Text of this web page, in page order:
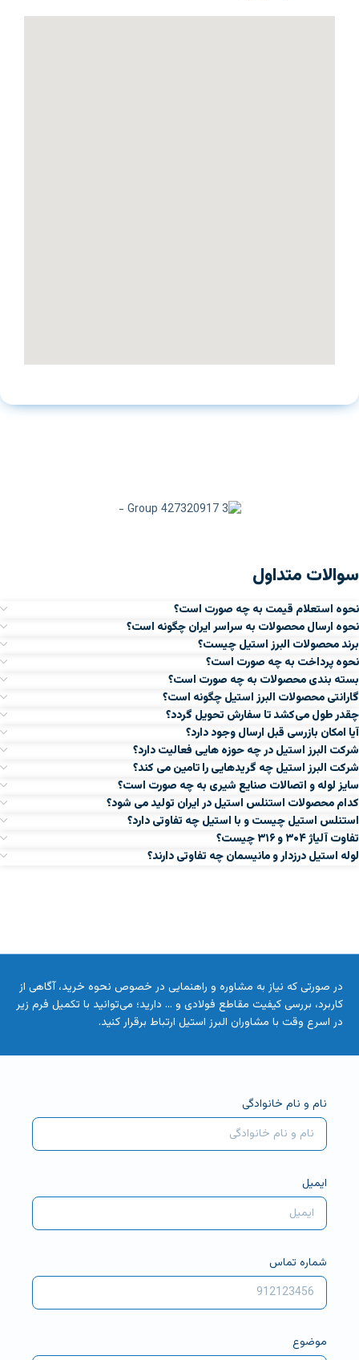
سوالات متداول
نحوه استعلام قیمت به چه صورت است؟
نحوه ارسال محصولات به سراسر ایران چگونه است؟
برند محصولات البرز استیل چیست؟
نحوه پرداخت به چه صورت است؟
بسته بندی محصولات به چه صورت است؟
گارانتی محصولات البرز استیل چگونه است؟
چقدر طول می‌کشد تا سفارش تحویل گردد؟
آیا امکان بازرسی قبل ارسال وجود دارد؟
شرکت البرز استیل در چه حوزه هایی فعالیت دارد؟
شرکت البرز استیل چه گریدهایی را تامین می کند؟
سایز لوله و اتصالات صنایع شیری به چه صورت است؟
کدام محصولات استنلس استیل در ایران تولید می شود؟
استنلس استیل چیست و با استیل چه تفاوتی دارد؟
تفاوت آلیاژ ۳۰۴ و ۳۱۶ چیست؟
لوله استیل درزدار و مانیسمان چه تفاوتی دارند؟
در صورتی که نیاز به مشاوره و راهنمایی در خصوص نحوه خرید، آگاهی از
کاربرد، بررسی کیفیت مقاطع فولادی و … دارید؛ می‌توانید با تکمیل فرم زیر
در اسرع وقت با مشاوران البرز استیل ارتباط برقرار کنید.
نام و نام خانوادگی
ایمیل
شماره تماس
موضوع